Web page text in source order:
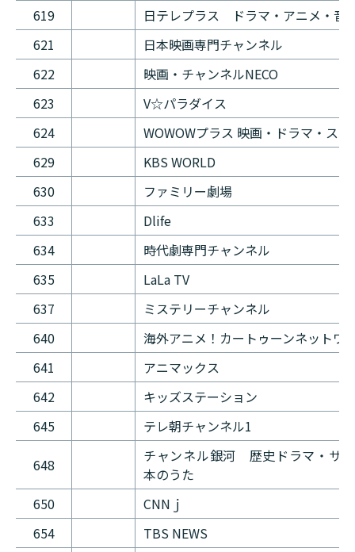
619
日テレプラス ドラマ・アニメ・音
621
日本映画専門チャンネル
622
映画・チャンネルNECO
623
V☆パラダイス
624
WOWOWプラス 映画・ドラマ・ス
629
KBS WORLD
630
ファミリー劇場
633
Dlife
634
時代劇専門チャンネル
635
LaLa TV
637
ミステリーチャンネル
640
海外アニメ！カートゥーンネットワ
641
アニマックス
642
キッズステーション
645
テレ朝チャンネル1
648
チャンネル銀河 歴史ドラマ・サ
本のうた
650
CNNｊ
654
TBS NEWS